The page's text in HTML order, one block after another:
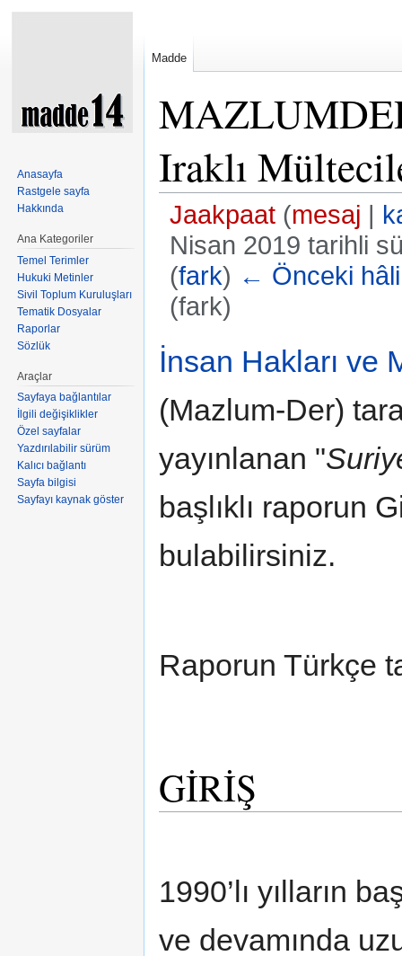
Iraklı
Jaakpaat (mesaj |
Nisan 2019 tarihli
(fark) ← Önceki hâli
(fark)
İnsan Hakları ve
(Mazlum-Der)
yayınlanan "
başlıklı raporun
bulabilirsiniz.
Raporun Türkçe
GİRİŞ
1990’lı yılların
ve devamında
Madde
Anasayfa
Rastgele sayfa
Hakkında
Ana Kategoriler
Temel Terimler
Hukuki Metinler
Sivil Toplum Kuruluşları
Tematik Dosyalar
Raporlar
Sözlük
Araçlar
Sayfaya bağlantılar
İlgili değişiklikler
Özel sayfalar
Yazdırılabilir sürüm
Kalıcı bağlantı
Sayfa bilgisi
Sayfayı kaynak göster